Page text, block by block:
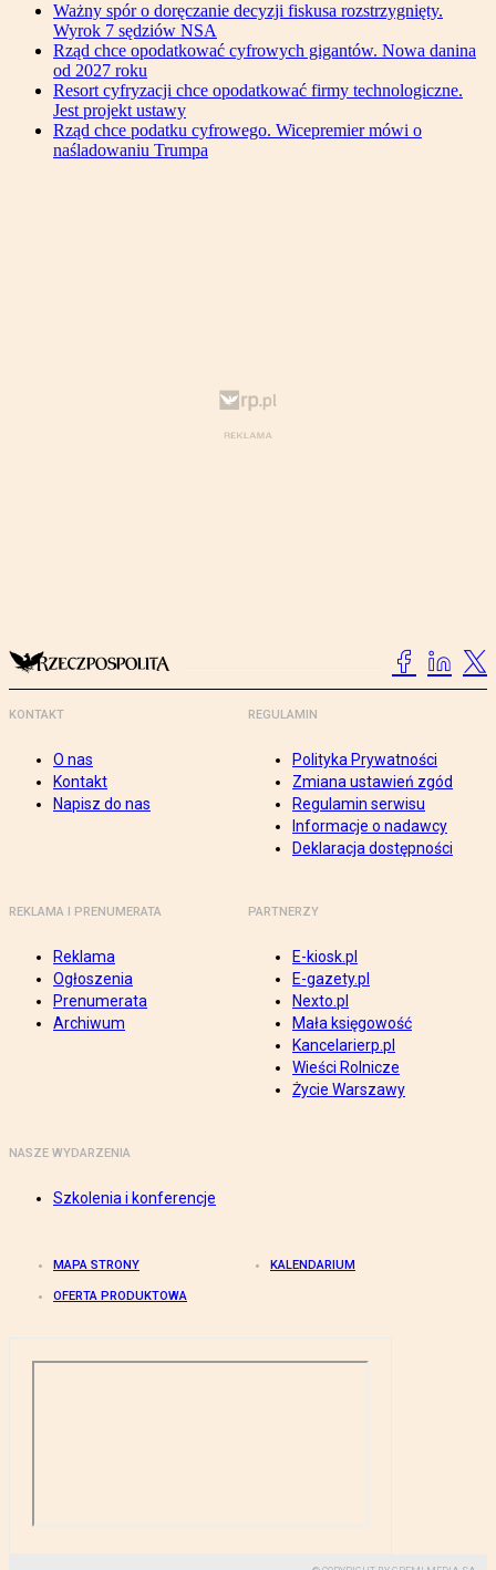
Ważny spór o doręczanie decyzji fiskusa rozstrzygnięty.
Wyrok 7 sędziów NSA
Rząd chce opodatkować cyfrowych gigantów. Nowa danina
od 2027 roku
Resort cyfryzacji chce opodatkować firmy technologiczne.
Jest projekt ustawy
Rząd chce podatku cyfrowego. Wicepremier mówi o
naśladowaniu Trumpa
KONTAKT
O nas
Kontakt
Napisz do nas
REGULAMIN
Polityka Prywatności
Zmiana ustawień zgód
Regulamin serwisu
Informacje o nadawcy
Deklaracja dostępności
REKLAMA I PRENUMERATA
Reklama
Ogłoszenia
Prenumerata
Archiwum
PARTNERZY
E-kiosk.pl
E-gazety.pl
Nexto.pl
Mała księgowość
Kancelarierp.pl
Wieści Rolnicze
Życie Warszawy
NASZE WYDARZENIA
Szkolenia i konferencje
MAPA STRONY KALENDARIUM
OFERTA PRODUKTOWA